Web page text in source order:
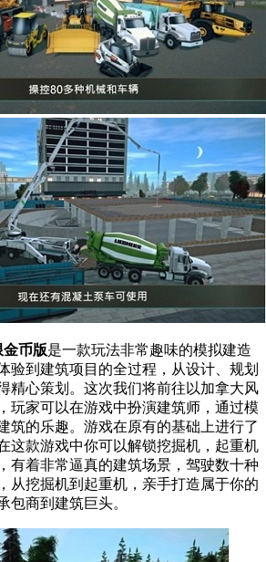
币版是一款玩法非常趣味的模拟建造
验到建筑项目的全过程，从设计、规划
精心策划。这次我们将前往以加拿大风
玩家可以在游戏中扮演建筑师，通过模
筑的乐趣。游戏在原有的基础上进行了
这款游戏中你可以解锁挖掘机，起重机
有着非常逼真的建筑场景，驾驶数十种
从挖掘机到起重机，亲手打造属于你的
包商到建筑巨头。